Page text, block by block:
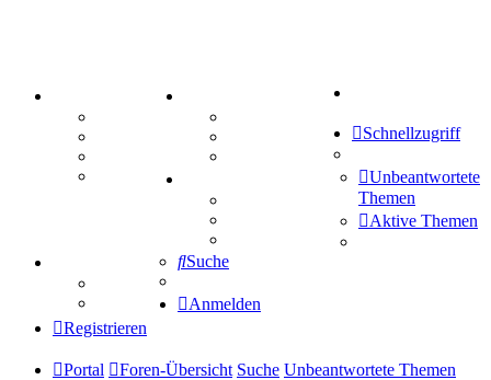
Mastodon
Treffenübersicht
Zitatesammlung
Schiffe versenken
Tipprunde
Comunio
Schnellzugriff
Unbeantwortete
Themen
Aktive Themen
Suche
Anmelden
Registrieren
Portal Foren-Übersicht Suche Unbeantwortete Themen